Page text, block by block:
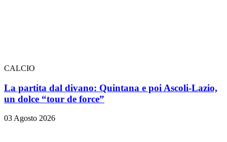
CALCIO
La partita dal divano: Quintana e poi Ascoli-Lazio,
un dolce “tour de force”
03 Agosto 2026